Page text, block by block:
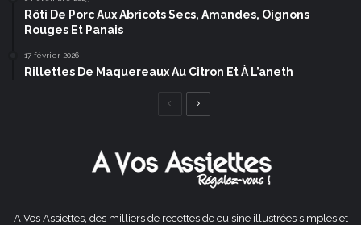
Rôti De Porc Aux Abricots Secs, Amandes, Oignons
Rouges Et Panais
17 février 2026
Rillettes De Maquereaux Au Citron Et À L’aneth
Page
A Vos Assiettes, des milliers de recettes de cuisine illustrées simples et